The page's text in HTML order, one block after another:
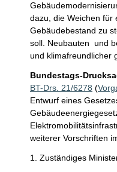
dazu, die Weichen für
Gebäudebestand zu
soll. Neubauten  und
und klimafreundlicher
Bundestags-
BT-Drs. 21/6278 (
Entwurf eines
weiterer Vorschriften
1. Zuständiges